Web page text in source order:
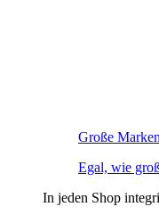
Große
Egal, wie
In jeden Shop